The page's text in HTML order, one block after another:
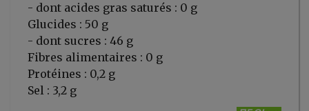
- dont acides gras saturés : 0 g
Glucides : 50 g
- dont sucres : 46 g
Fibres alimentaires : 0 g
Protéines : 0,2 g
Sel : 3,2 g